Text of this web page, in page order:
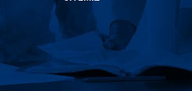
Hakkımızda
Blog